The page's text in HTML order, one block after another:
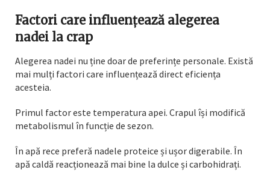
Factori care influențează alegerea
nadei la crap
Alegerea nadei nu ține doar de preferințe personale. Există
mai mulți factori care influențează direct eficiența
acesteia.
Primul factor este temperatura apei. Crapul își modifică
metabolismul în funcție de sezon.
În apă rece preferă nadele proteice și ușor digerabile. În
apă caldă reacționează mai bine la dulce și carbohidrați.